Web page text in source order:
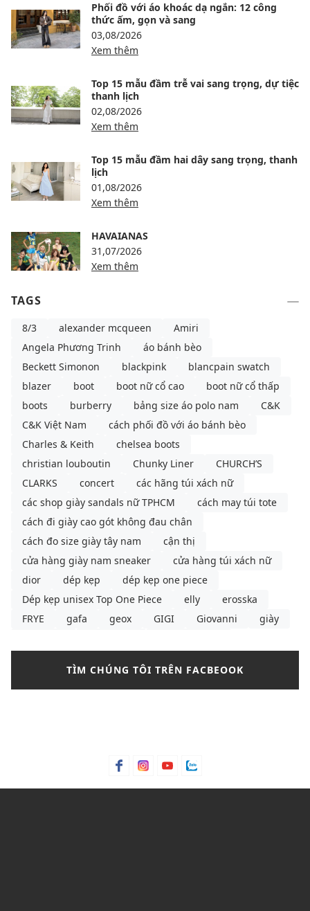
Phối đồ với áo khoác dạ ngắn: 12 công
thức ấm, gọn và sang
03,08/2026
Xem thêm
Top 15 mẫu đầm trễ vai sang trọng, dự tiệc
thanh lịch
02,08/2026
Xem thêm
Top 15 mẫu đầm hai dây sang trọng, thanh
lịch
01,08/2026
Xem thêm
HAVAIANAS
31,07/2026
Xem thêm
TAGS
8/3 alexander mcqueen
Amiri
Angela Phương Trinh
áo bánh bèo
Beckett Simonon
blackpink
blancpain swatch
blazer
boot boot nữ cổ cao
boot nữ cổ thấp
boots
burberry bảng size áo polo nam
C&K
C&K Việt Nam
cách phối đồ với áo bánh bèo
Charles & Keith
chelsea boots
christian louboutin
Chunky Liner
CHURCH’S
CLARKS
concert
các hãng túi xách nữ
các shop giày sandals nữ TPHCM
cách may túi tote
cách đi giày cao gót không đau chân
cách đo size giày tây nam
cận thị
cửa hàng giày nam sneaker
cửa hàng túi xách nữ
dior
dép kẹp
dép kẹp one piece
Dép kẹp unisex Top One Piece
elly
erosska
FRYE
gafa geox GIGI Giovanni
giày
giày búp bê pedro
giày búp bê đen
giày cao gót
giày dép nữ
Giày lười
giày mlb
giày sandals nữ
TÌM CHÚNG TÔI TRÊN FACBEOOK